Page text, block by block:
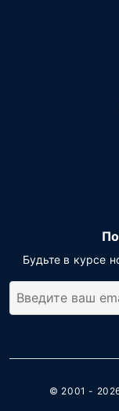
Будьте в курсе
© 2001 -